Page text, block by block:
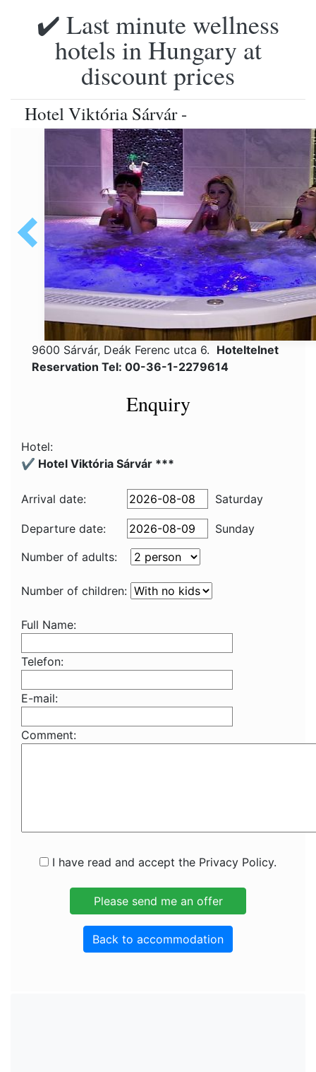
✔️ Last minute wellness
hotels in Hungary at
discount prices
Hotel Viktória Sárvár -
9600 Sárvár, Deák Ferenc utca 6. Hoteltelnet
Reservation Tel: 00-36-1-2279614
Enquiry
Hotel:
✔️ Hotel Viktória Sárvár ***
Arrival date: Saturday
Departure date:
Sunday
Number of adults:
Number of children:
Full Name:
Telefon:
E-mail:
Comment:
I have read and accept the Privacy Policy.
Back to accommodation